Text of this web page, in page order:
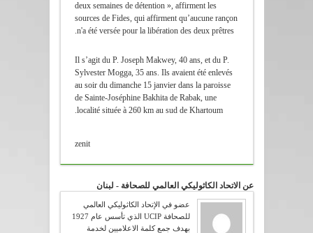
deux semaines de détention », affirment les
sources de Fides, qui affirment qu’aucune rançon
n'a été versée pour la libération des deux prêtres.
Il s’agit du P. Joseph Makwey, 40 ans, et du P.
Sylvester Mogga, 35 ans. Ils avaient été enlevés
au soir du dimanche 15 janvier dans la paroisse
de Sainte-Joséphine Bakhita de Rabak, une
localité située à 260 km au sud de Khartoum.
zenit
عن الاتحاد الكاثوليكي العالمي للصحافة - لبنان
عضو في الإتحاد الكاثوليكي العالمي
للصحافة UCIP الذي تأسس عام 1927
بهدف جمع كلمة الاعلاميين لخدمة